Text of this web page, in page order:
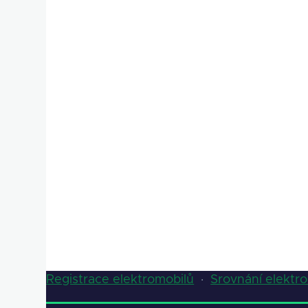
Registrace elektromobilů · Srovnání